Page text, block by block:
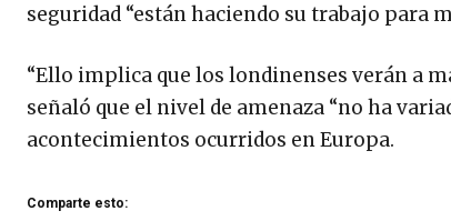
seguridad “están haciendo su trabajo para
“Ello implica que los londinenses verán a
señaló que el nivel de amenaza “no ha
acontecimientos ocurridos en Europa.
Comparte esto: